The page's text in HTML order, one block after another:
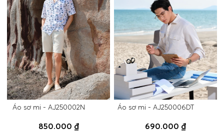
Áo sơ mi - AJ250002N
850.000 ₫
Áo sơ mi - AJ250006DT
690.000 ₫